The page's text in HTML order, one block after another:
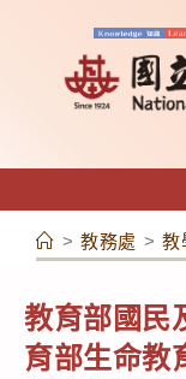
容
> 教務處 > 教
教育部國民
育部生命教